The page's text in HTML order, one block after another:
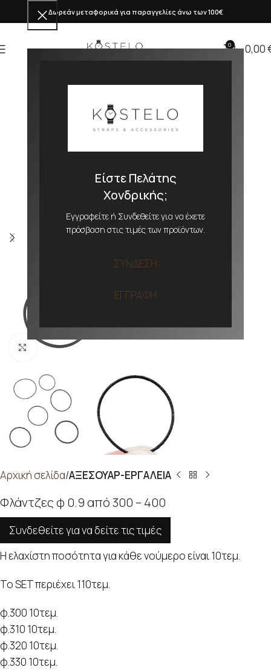
Είστε Πελάτης
Χονδρικής;
Εγγραφείτε ή Συνδεθείτε για να έχετε
πρόσβαση στις τιμές των προϊόντων.
ΣΥΝΔΕΣΗ
ΕΓΓΡΑΦΗ
Δωρεάν μεταφορικά για παραγγελίες άνω των 100€
0 0,00
Προβολή
Αρχική σελίδα ΑΞΕΣΟΥΑΡ-ΕΡΓΑΛΕΙΑ
Φλάντζες φ 0.9 από 300 – 400
Συνδεθείτε για να δείτε τις τιμές
Η ελαχίστη ποσότητα για κάθε νούμερο είναι 10τεμ.
Το SET περιέχει 110τεμ.
φ.300 10τεμ.
φ.310 10τεμ.
φ.320 10τεμ.
φ.330 10τεμ.